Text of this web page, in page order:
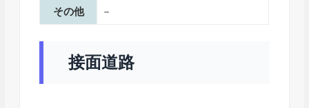
その他 －
接面道路